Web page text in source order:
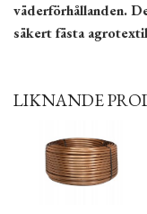
väderförhållanden.
säkert fästa
LIKNANDE